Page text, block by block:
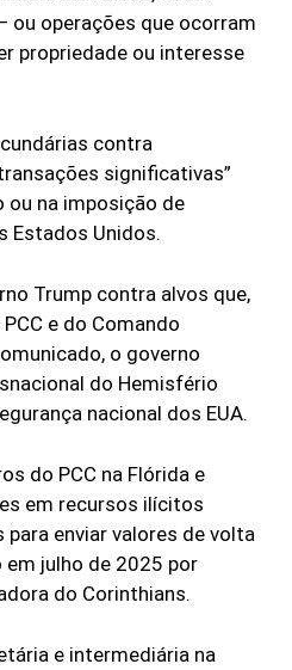
ou operações que ocorram
propriedade ou interesse
contra
significativas”
ou na imposição de
Estados Unidos.
Trump contra alvos que,
e do Comando
o governo
do Hemisfério
nacional dos EUA.
do PCC na Flórida e
em recursos ilícitos
enviar valores de volta
em julho de 2025 por
do Corinthians.
e intermediária na